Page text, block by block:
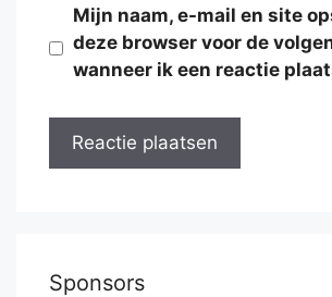
Mijn naam, e-mail en site
deze browser voor de
wanneer ik een reactie
Sponsors